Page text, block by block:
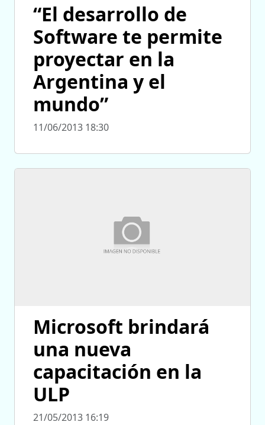
“El desarrollo de
Software te permite
proyectar en la
Argentina y el
mundo”
11/06/2013 18:30
Microsoft brindará
una nueva
capacitación en la
ULP
21/05/2013 16:19